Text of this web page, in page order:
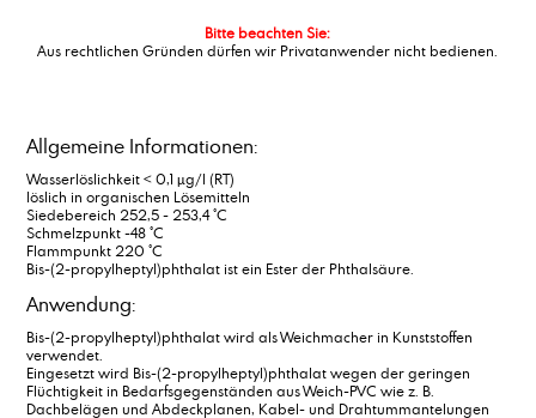
Bitte beachten Sie:
Aus rechtlichen Gründen dürfen wir Privatanwender nicht bedienen.
Allgemeine Informationen:
Wasserlöslichkeit < 0,1 μg/l (RT)
löslich in organischen Lösemitteln
Siedebereich 252,5 - 253,4 °C
Schmelzpunkt -48 °C
Flammpunkt 220 °C
Bis-(2-propylheptyl)phthalat ist ein Ester der Phthalsäure.
Anwendung:
Bis-(2-propylheptyl)phthalat wird als Weichmacher in Kunststoffen
verwendet.
Eingesetzt wird Bis-(2-propylheptyl)phthalat wegen der geringen
Flüchtigkeit in Bedarfsgegenständen aus Weich-PVC wie z. B.
Dachbelägen und Abdeckplanen, Kabel- und Drahtummantelungen